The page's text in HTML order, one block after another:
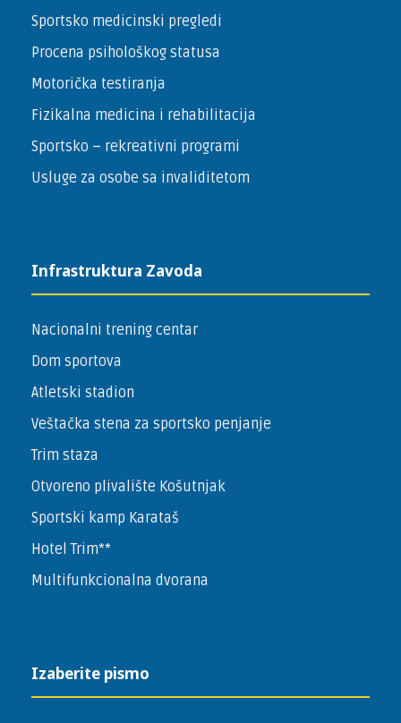
Sportsko medicinski pregledi
Procena psihološkog statusa
Motorička testiranja
Fizikalna medicina i rehabilitacija
Sportsko – ­rekreativni programi
Usluge za osobe sa invaliditetom
Infrastruktura Zavoda
Nacionalni trening centar
Dom sportova
Atletski stadion
Veštačka stena za sportsko penjanje
Trim staza
Otvoreno plivalište Košutnjak
Sportski kamp Karataš
Hotel Trim**
Multifunkcionalna dvorana
Izaberite pismo